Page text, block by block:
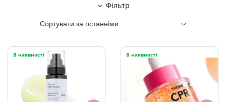
Фільтр
В наявності В наявності